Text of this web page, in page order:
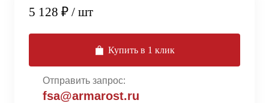
5 128 ₽ / шт
Купить в 1 клик
Отправить запрос:
fsa@armarost.ru